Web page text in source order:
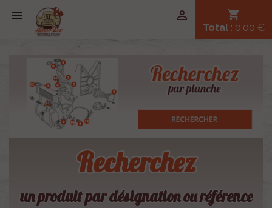
 shopping_cart
Total : 0,00 €

Recherchez
un produit par désignation ou référence